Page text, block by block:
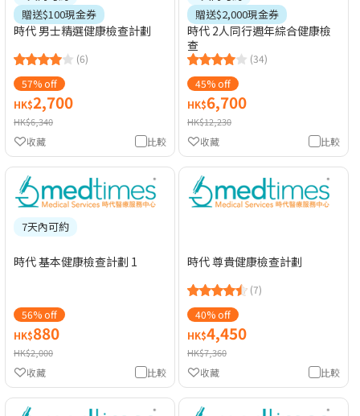
贈送$100現金券
時代 男士精選健康檢查計劃
(6)
57% off
HK$2,700
HK$6,340
比較
收藏
贈送$2,000現金券
時代 2人同行週年綜合健康檢
查
(34)
45% off
HK$6,700
HK$12,230
比較
收藏
7天內可約
時代 基本健康檢查計劃 1
56% off
HK$880
HK$2,000
比較
收藏
時代 尊貴健康檢查計劃
(7)
40% off
HK$4,450
HK$7,360
比較
收藏